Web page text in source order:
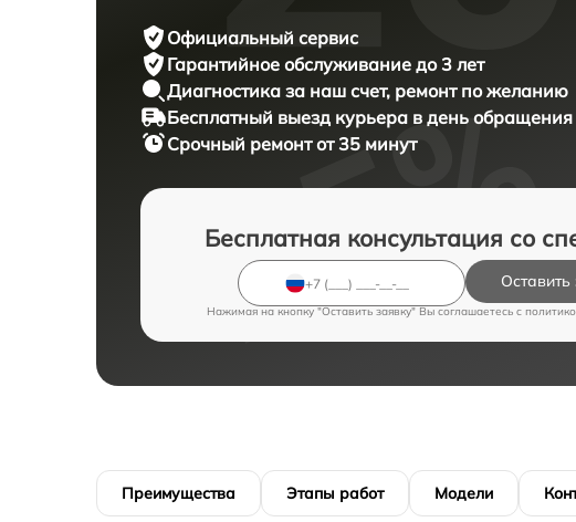
Официальный сервис
Гарантийное обслуживание до 3 лет
Диагностика за наш счет, ремонт по желанию
Бесплатный выезд курьера в день обращения
Срочный ремонтот 35 минут
Бесплатная консультация со
Оставить
Нажимая на кнопку "Оставить заявку" Вы соглашаетесь c
Преимущества Этапы работ Модели